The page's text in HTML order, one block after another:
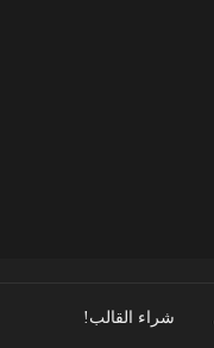
شراء القالب!